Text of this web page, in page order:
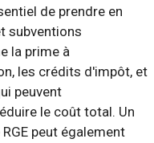
de prendre en
subventions
la prime à
les crédits d'impôt, et
peuvent
le coût total. Un
peut également